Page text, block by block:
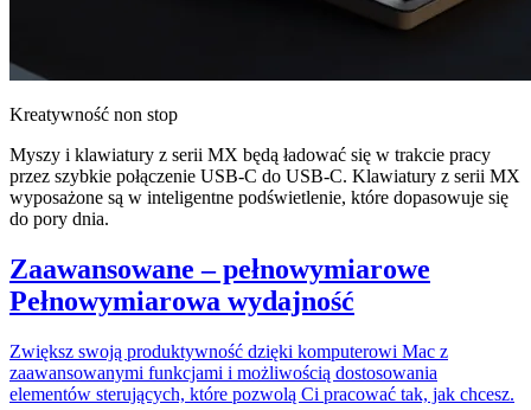
Kreatywność non stop
Myszy i klawiatury z serii MX będą ładować się w trakcie pracy
przez szybkie połączenie USB-C do USB-C. Klawiatury z serii MX
wyposażone są w inteligentne podświetlenie, które dopasowuje się
do pory dnia.
Zaawansowane – pełnowymiarowe
Pełnowymiarowa wydajność
Zwiększ swoją produktywność dzięki komputerowi Mac z
zaawansowanymi funkcjami i możliwością dostosowania
elementów sterujących, które pozwolą Ci pracować tak, jak chcesz.